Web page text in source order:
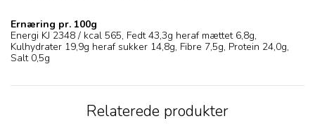
Ernæring pr. 100g
Energi KJ 2348 / kcal 565, Fedt 43,3g heraf mættet 6,8g,
Kulhydrater 19,9g heraf sukker 14,8g, Fibre 7,5g, Protein 24,0g,
Salt 0,5g
Relaterede produkter